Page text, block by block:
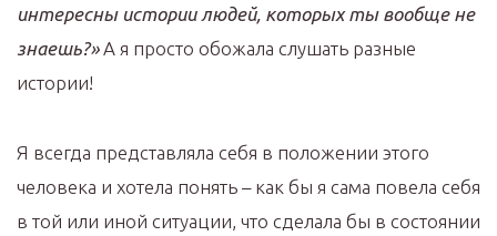
интересны истории людей, которых ты вообще не
знаешь?»А я просто обожала слушать разные
истории!
Я всегда представляла себя в положении этого
человека и хотела понять – как бы я сама повела себя
в той или иной ситуации, что сделала бы в состоянии